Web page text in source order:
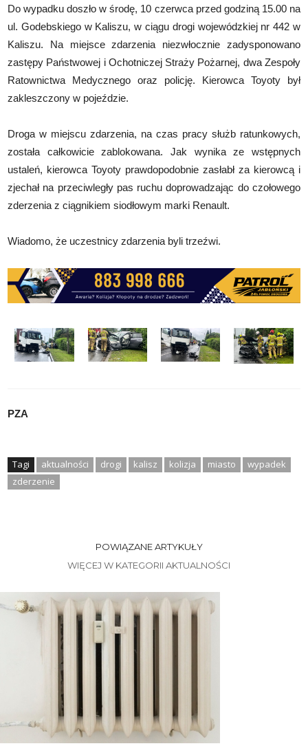
Do wypadku doszło w środę, 10 czerwca przed godziną 15.00 na
ul. Godebskiego w Kaliszu, w ciągu drogi wojewódzkiej nr 442 w
Kaliszu. Na miejsce zdarzenia niezwłocznie zadysponowano
zastępy Państwowej i Ochotniczej Straży Pożarnej, dwa Zespoły
Ratownictwa Medycznego oraz policję. Kierowca Toyoty był
zakleszczony w pojeździe.
Droga w miejscu zdarzenia, na czas pracy służb ratunkowych,
została całkowicie zablokowana. Jak wynika ze wstępnych
ustaleń, kierowca Toyoty prawdopodobnie zasłabł za kierowcą i
zjechał na przeciwległy pas ruchu doprowadzając do czołowego
zderzenia z ciągnikiem siodłowym marki Renault.
Wiadomo, że uczestnicy zdarzenia byli trzeźwi.
PZA
Tagi aktualności drogi kalisz kolizja miasto
wypadek
zderzenie
POWIĄZANE ARTYKUŁY
WIĘCEJ W KATEGORII AKTUALNOŚCI